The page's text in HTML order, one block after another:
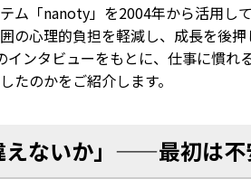
ム「nanoty」を2004年から活用し
の心理的負担を軽減し、成長を後
ンタビューをもとに、仕事に慣れ
たのかをご紹介します。
えないか」——最初は不